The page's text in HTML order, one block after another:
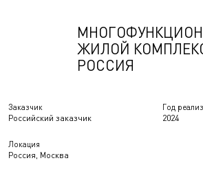
Заказчик
Российский заказчик
Год
2024
Локация
Россия, Москва
ЖИЛОЙ
РОССИЯ